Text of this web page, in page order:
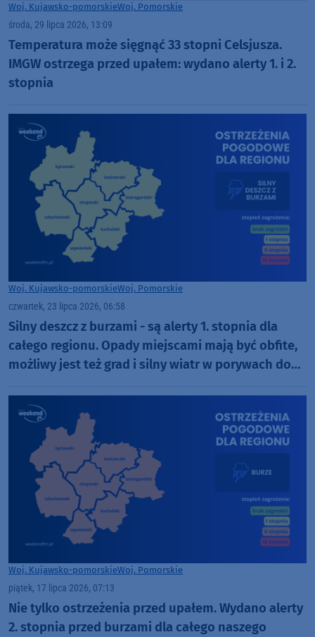
Woj. Kujawsko-pomorskieWoj. Pomorskie
środa, 29 lipca 2026, 13:09
Temperatura może sięgnąć 33 stopni Celsjusza.
IMGW ostrzega przed upałem: wydano alerty 1. i 2.
stopnia
Woj. Kujawsko-pomorskieWoj. Pomorskie
czwartek, 23 lipca 2026, 06:58
Silny deszcz z burzami - są alerty 1. stopnia dla
całego regionu. Opady miejscami mają być obfite,
możliwy jest też grad i silny wiatr w porywach do
Woj. Kujawsko-pomorskieWoj. Pomorskie
piątek, 17 lipca 2026, 07:13
Nie tylko ostrzeżenia przed upałem. Wydano alerty
2. stopnia przed burzami dla całego naszego